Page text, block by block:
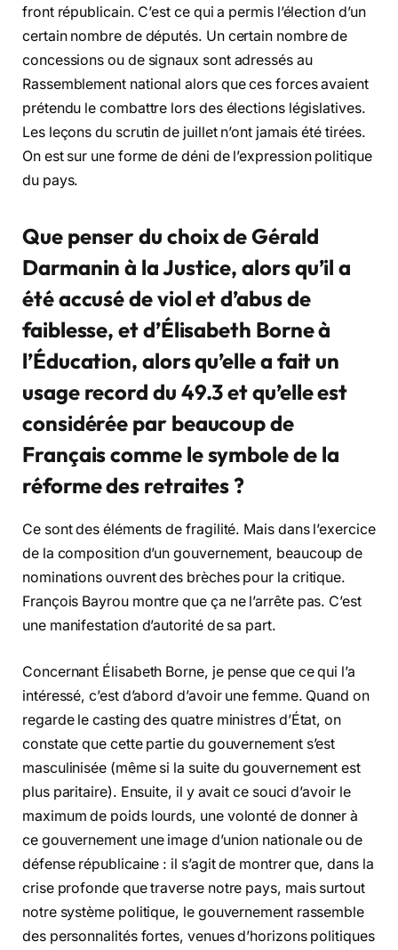
front républicain. C’est ce qui a permis l’élection d’un
certain nombre de députés. Un certain nombre de
concessions ou de signaux sont adressés au
Rassemblement national alors que ces forces avaient
prétendu le combattre lors des élections législatives.
Les leçons du scrutin de juillet n’ont jamais été tirées.
On est sur une forme de déni de l’expression politique
du pays.
Que penser du choix de Gérald
Darmanin à la Justice, alors qu’il a
été accusé de viol et d’abus de
faiblesse, et d’Élisabeth Borne à
l’Éducation, alors qu’elle a fait un
usage record du 49.3 et qu’elle est
considérée par beaucoup de
Français comme le symbole de la
réforme des retraites ?
Ce sont des éléments de fragilité. Mais dans l’exercice
de la composition d’un gouvernement, beaucoup de
nominations ouvrent des brèches pour la critique.
François Bayrou montre que ça ne l’arrête pas. C’est
une manifestation d’autorité de sa part.
Concernant Élisabeth Borne, je pense que ce qui l’a
intéressé, c’est d’abord d’avoir une femme. Quand on
regarde le casting des quatre ministres d’État, on
constate que cette partie du gouvernement s’est
masculinisée (même si la suite du gouvernement est
plus paritaire). Ensuite, il y avait ce souci d’avoir le
maximum de poids lourds, une volonté de donner à
ce gouvernement une image d’union nationale ou de
défense républicaine : il s’agit de montrer que, dans la
crise profonde que traverse notre pays, mais surtout
notre système politique, le gouvernement rassemble
des personnalités fortes, venues d’horizons politiques